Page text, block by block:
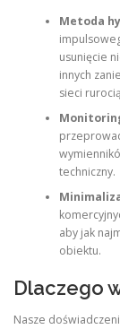
Metoda
usunięcie
innych
sieci
techniczny.
aby jak
obiektu.
Dlaczego
Nasze